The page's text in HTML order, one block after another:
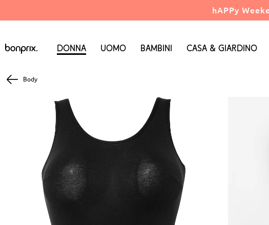
hAPPy
Donna Uomo Bambini Casa & Giardino
Body